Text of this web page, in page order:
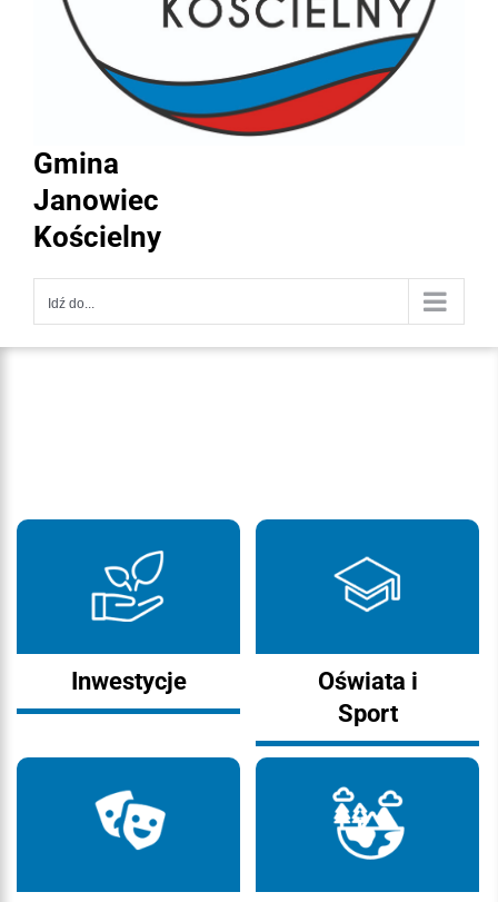
Gmina
Janowiec
Kościelny
Idź do...
Inwestycje
Oświata i
Sport